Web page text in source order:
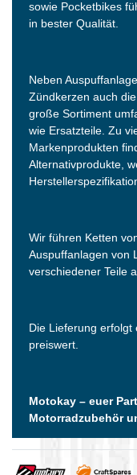
sowie Pocketbikes
in bester Qualität.
Neben
Zündkerzen auch
große Sortiment
wie Ersatzteile. Zu
Markenprodukten
Alternativprodukte,
Wir führen Ketten
Auspuffanlagen von
verschiedener Teile
Die Lieferung erfolgt
preiswert.
Motokay – euer
Motorradzubehör